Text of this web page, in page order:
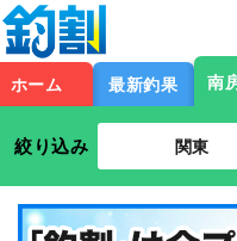
ホーム 最新釣果 南
絞り込み 関東